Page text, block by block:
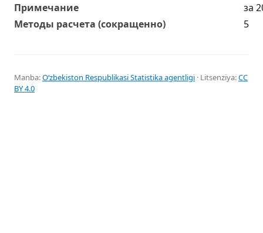
Примечание
за
Методы расчета (сокращенно)
5
Manba:Oʻzbekiston Respublikasi Statistika agentligi · Litsenziya:CC
BY 4.0